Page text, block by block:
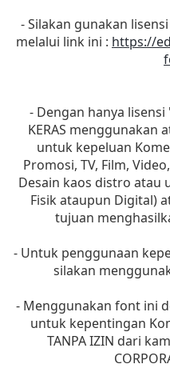
- Silakan gunakan
melalui link ini : https://
- Dengan hanya lisensi
KERAS menggunakan
untuk kepeluan
Promosi, TV, Film,
Desain kaos distro atau
Fisik ataupun Digital)
tujuan
- Untuk penggunaan
silakan
- Menggunakan font ini
untuk kepentingan
TANPA IZIN dari